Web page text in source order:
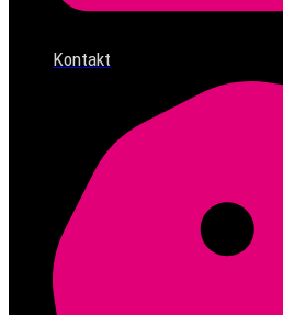
Kontakt